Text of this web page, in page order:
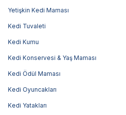
Yetişkin Kedi Maması
Kedi Tuvaleti
Kedi Kumu
Kedi Konservesi & Yaş Maması
Kedi Ödül Maması
Kedi Oyuncakları
Kedi Yatakları